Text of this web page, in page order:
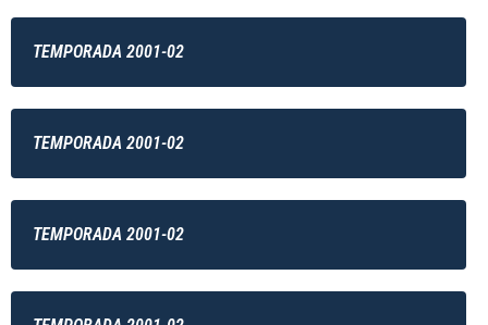
TEMPORADA 2001-02
TEMPORADA 2001-02
TEMPORADA 2001-02